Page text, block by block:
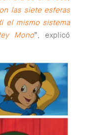
las siete esferas
el mismo sistema
Mono”, explicó